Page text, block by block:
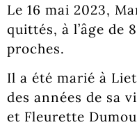
Le 16 mai 2023,
quittés, à l’âge de
proches.
Il a été marié à
des années de sa
et Fleurette